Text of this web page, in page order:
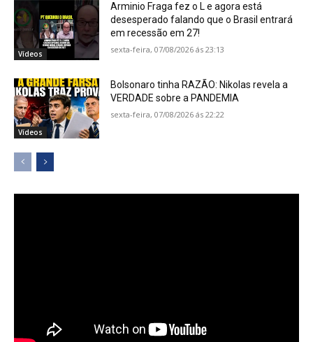
Vídeos
Arminio Fraga fez o L e agora está
desesperado falando que o Brasil entrará
em recessão em 27!
sexta-feira, 07/08/2026 ás 23:13
Vídeos
Bolsonaro tinha RAZÃO: Nikolas revela a
VERDADE sobre a PANDEMIA
sexta-feira, 07/08/2026 ás 22:22